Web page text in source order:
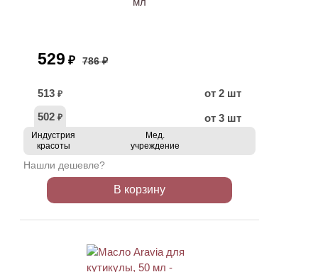
529 ₽ 786 ₽
513 ₽
от 2 шт
502 ₽ от 3 шт
Индустрия
красоты
Мед.
учреждение
Нашли дешевле?
В корзину